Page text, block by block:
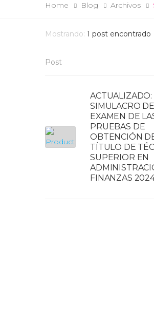
Home Blog Archivos
Mostrando: 1 post encontrado
Post
ACTUALIZADO:
SIMULACRO DE
EXAMEN DE
PRUEBAS DE
OBTENCIÓN
TÍTULO DE
SUPERIOR EN
FINANZAS